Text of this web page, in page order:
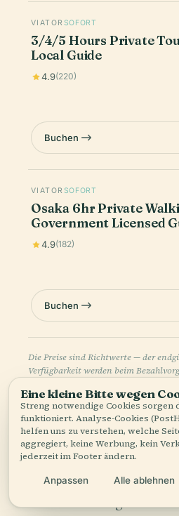
VIATOR SOFORT
3/4/5 Hours Private
Local Guide
4.9(220)
Buchen
VIATOR SOFORT
Osaka 6hr Private
Government Licensed
4.9(182)
Buchen
Die Preise sind Richtwerte — der
Verfügbarkeit werden beim
Hören Sie die ganze
Eine kleine Bitte wegen
Streng notwendige Cookies sorgen
funktioniert. Analyse-Cookies
helfen uns zu verstehen, welche
aggregiert, keine Werbung, kein
jederzeit im Footer ändern.
Anpassen Alle ablehnen